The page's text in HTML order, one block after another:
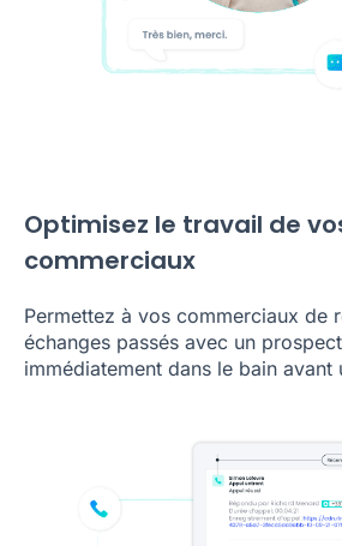
Optimisez le travail de
commerciaux
Permettez à vos commerciaux de
échanges passés avec un
immédiatement dans le bain avant